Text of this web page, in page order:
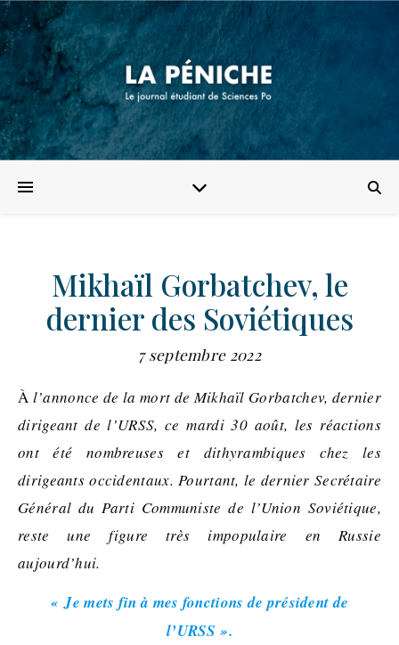
Mikhaïl Gorbatchev, le
dernier des Soviétiques
7 septembre 2022
À l’annonce de la mort de Mikhaïl Gorbatchev, dernier
dirigeant de l’URSS, ce mardi 30 août, les réactions
ont été nombreuses et dithyrambiques chez les
dirigeants occidentaux. Pourtant, le dernier Secrétaire
Général du Parti Communiste de l’Union Soviétique,
reste une figure très impopulaire en Russie
aujourd’hui.
« Je mets fin à mes fonctions de président de
l’URSS ».